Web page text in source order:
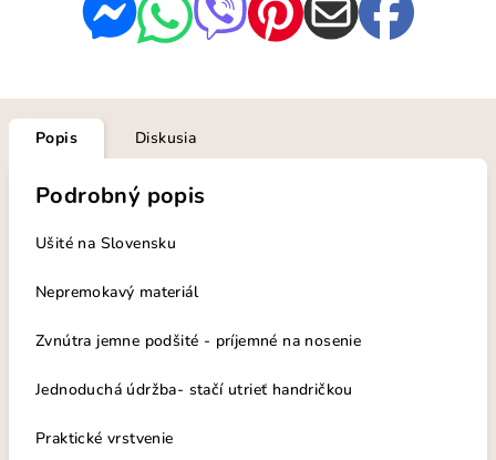
Popis Diskusia
Podrobný popis
Ušité na Slovensku
Nepremokavý materiál
Zvnútra jemne podšité - príjemné na nosenie
Jednoduchá údržba- stačí utrieť handričkou
Praktické vrstvenie